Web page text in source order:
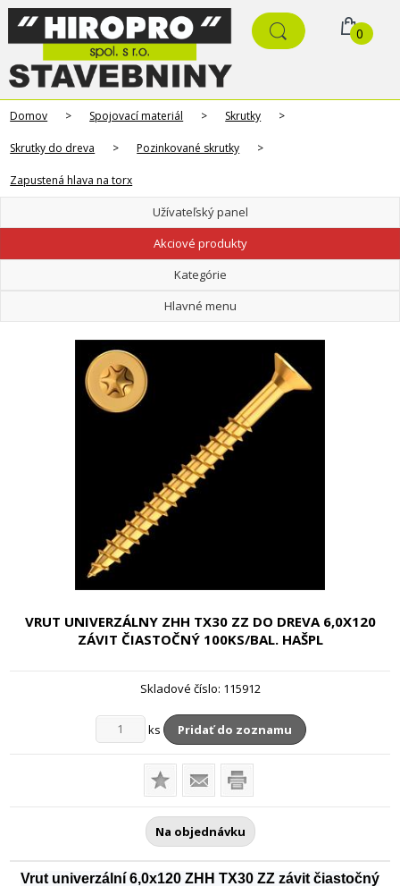
0
Domov > Spojovací materiál > Skrutky >
Skrutky do dreva > Pozinkované skrutky >
Zapustená hlava na torx
Užívateľský panel
Akciové produkty
Kategórie
Hlavné menu
VRUT UNIVERZÁLNY ZHH TX30 ZZ DO DREVA 6,0X120
ZÁVIT ČIASTOČNÝ 100KS/BAL. HAŠPL
Skladové číslo: 115912
ks Pridať do zoznamu
Na objednávku
Vrut univerzální 6,0x120 ZHH TX30 ZZ závit čiastočný